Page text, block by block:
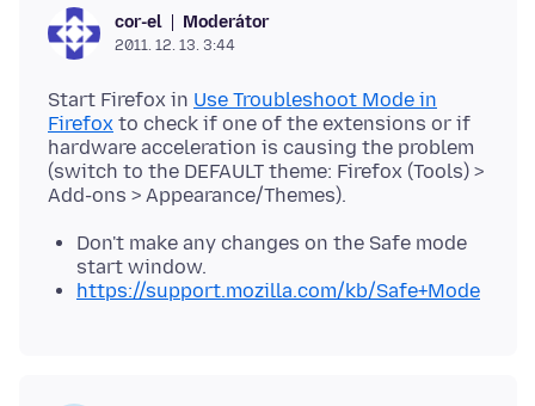
cor-el Moderátor
2011. 12. 13. 3:44
Start Firefox in Use Troubleshoot Mode in
Firefox to check if one of the extensions or if
hardware acceleration is causing the problem
(switch to the DEFAULT theme: Firefox (Tools) >
Don't make any changes on the Safe mode
start window.
https://support.mozilla.com/kb/Safe+Mode